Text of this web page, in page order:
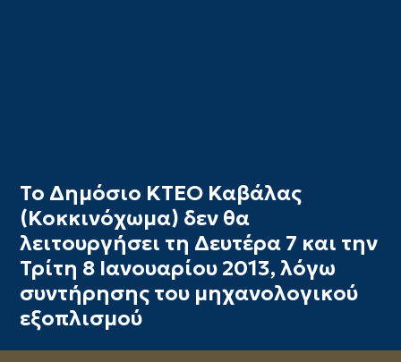
Το Δημόσιο ΚΤΕΟ Καβάλας
(Κοκκινόχωμα) δεν θα
λειτουργήσει τη Δευτέρα 7 και την
Τρίτη 8 Ιανουαρίου 2013, λόγω
συντήρησης του μηχανολογικού
εξοπλισμού